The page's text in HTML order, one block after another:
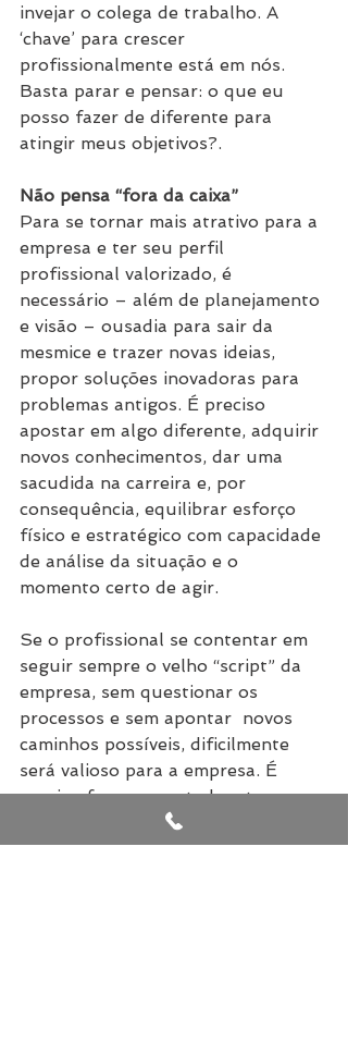
invejar o colega de trabalho. A
‘chave’ para crescer
profissionalmente está em nós.
Basta parar e pensar: o que eu
posso fazer de diferente para
atingir meus objetivos?.
Não pensa “fora da caixa”
Para se tornar mais atrativo para a
empresa e ter seu perfil
profissional valorizado, é
necessário – além de planejamento
e visão – ousadia para sair da
mesmice e trazer novas ideias,
propor soluções inovadoras para
problemas antigos. É preciso
apostar em algo diferente, adquirir
novos conhecimentos, dar uma
sacudida na carreira e, por
consequência, equilibrar esforço
físico e estratégico com capacidade
de análise da situação e o
momento certo de agir.
Se o profissional se contentar em
seguir sempre o velho “script” da
empresa, sem questionar os
processos e sem apontar  novos
caminhos possíveis, dificilmente
será valioso para a empresa. É
preciso fazer-se notado e tornar-
se indispensável para que sua
performance tenha grande valor